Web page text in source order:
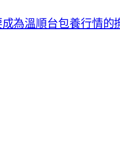
為溫順台包養行情的